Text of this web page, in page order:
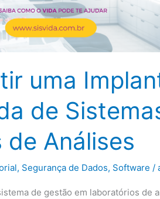
uma
de
Análises
, Segurança de Dados, Software /
de gestão em laboratórios de